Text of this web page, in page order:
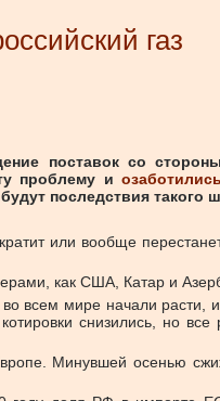
газ
поставок со
проблему и
последствия такого
или вообще
как США, Катар и
всем мире начали
снизились, но
Минувшей осенью